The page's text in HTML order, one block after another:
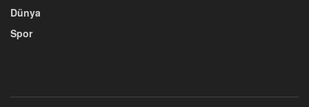
Dünya
Spor